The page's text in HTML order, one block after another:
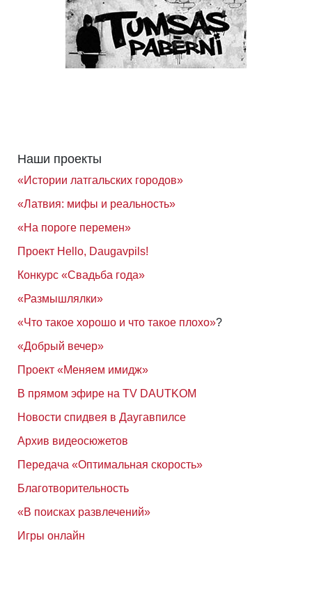
Наши проекты
«Истории латгальских городов»
«Латвия: мифы и реальность»
«На пороге перемен»
Проект Hello, Daugavpils!
Конкурс «Свадьба года»
«Размышлялки»
«Что такое хорошо и что такое плохо»?
«Добрый вечер»
Проект «Меняем имидж»
В прямом эфире на TV DAUTKOM
Новости спидвея в Даугавпилсе
Архив видеосюжетов
Передача «Оптимальная скорость»
Благотворительность
«В поисках развлечений»
Игры онлайн